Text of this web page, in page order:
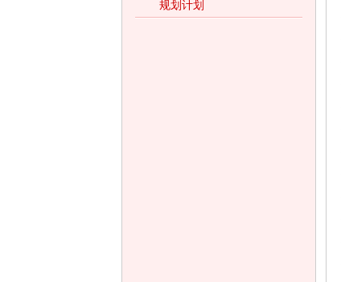
规划计划